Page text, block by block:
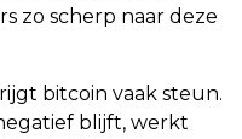
zo scherp naar deze
bitcoin vaak steun.
blijft, werkt